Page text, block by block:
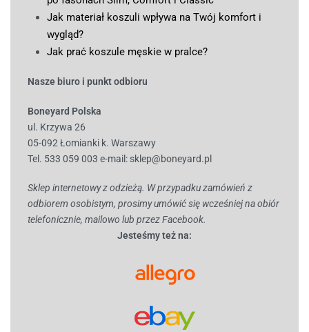
Jak materiał koszuli wpływa na Twój komfort i
wygląd?
Jak prać koszule męskie w pralce?
Nasze biuro i punkt odbioru
Boneyard Polska
ul. Krzywa 26
05-092 Łomianki k. Warszawy
Tel. 533 059 003 e-mail: sklep@boneyard.pl
Sklep internetowy z odzieżą. W przypadku zamówień z
odbiorem osobistym, prosimy umówić się wcześniej na obiór
telefonicznie, mailowo lub przez Facebook.
Jesteśmy też na: